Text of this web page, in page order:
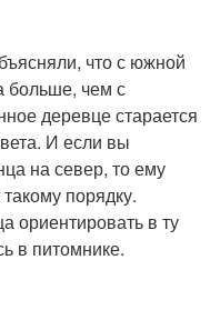
что с южной
больше, чем с
деревце старается
И если вы
на север, то ему
порядку.
ориентировать в ту
в питомнике.